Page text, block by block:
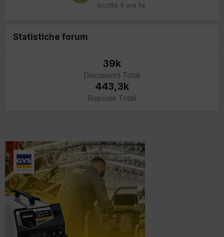
Iscritto 4 ore fa
Statistiche forum
39k
Discussioni Totali
443,3k
Risposte Totali